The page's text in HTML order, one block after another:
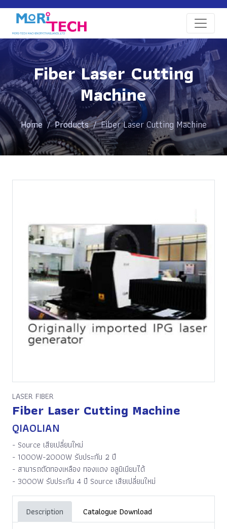
Fiber Laser Cutting
Machine
Home Products Fiber Laser Cutting Machine
LASER FIBER
Fiber Laser Cutting Machine
QIAOLIAN
- Source เสียเปลี่ยนใหม่
- 1000W-2000W รับประกัน 2 ปี
- สามารถตัดทองเหลือง ทองแดง อลูมิเนียมได้
- 3000W รับประกัน 4 ปี Source เสียเปลี่ยนใหม่
Description Catalogue Download